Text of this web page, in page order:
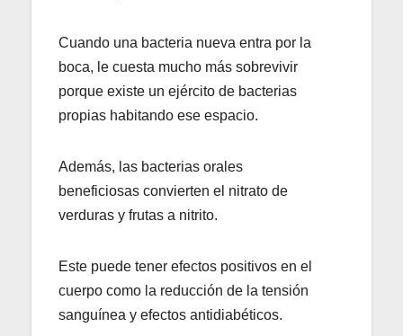
Cuando una bacteria nueva entra por la
boca, le cuesta mucho más sobrevivir
porque existe un ejército de bacterias
propias habitando ese espacio.
Además, las bacterias orales
beneficiosas convierten el nitrato de
verduras y frutas a nitrito.
Este puede tener efectos positivos en el
cuerpo como la reducción de la tensión
sanguínea y efectos antidiabéticos.